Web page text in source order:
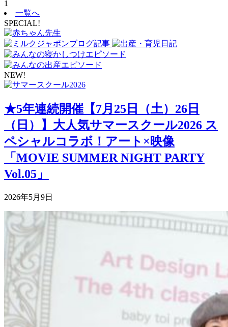
1
一覧へ
SPECIAL!
NEW!
★5年連続開催【7月25日（土）26日
（日）】大人気サマースクール2026 ス
ペシャルコラボ！アート×映像
「MOVIE SUMMER NIGHT PARTY
Vol.05」
2026年5月9日